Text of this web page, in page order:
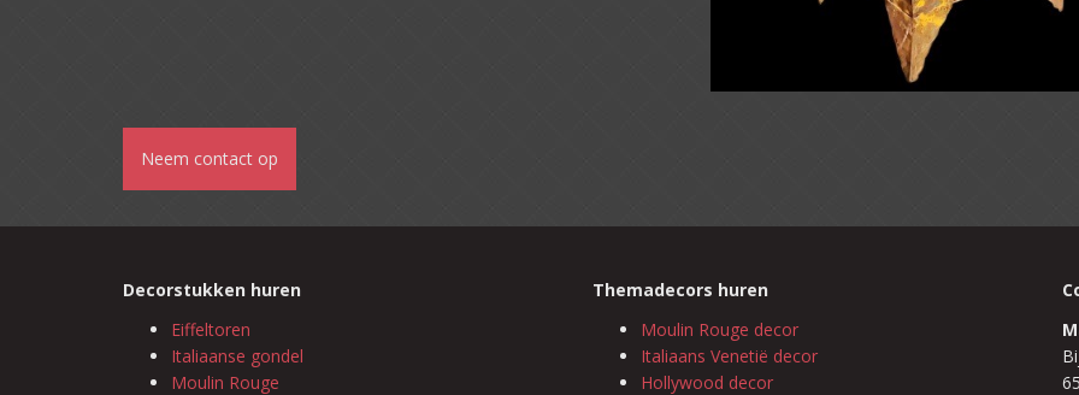
Neem contact op
Decorstukken huren
Eiffeltoren
Italiaanse gondel
Moulin Rouge
Themadecors huren
Moulin Rouge decor
Italiaans Venetië decor
Hollywood decor